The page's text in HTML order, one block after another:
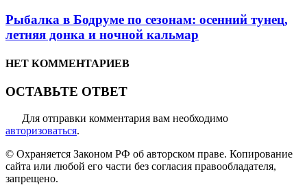
Рыбалка в Бодруме по сезонам: осенний тунец,
летняя донка и ночной кальмар
НЕТ КОММЕНТАРИЕВ
ОСТАВЬТЕ ОТВЕТ
Для отправки комментария вам необходимо
авторизоваться.
© Охраняется Законом РФ об авторском праве. Копирование
сайта или любой его части без согласия правообладателя,
запрещено.